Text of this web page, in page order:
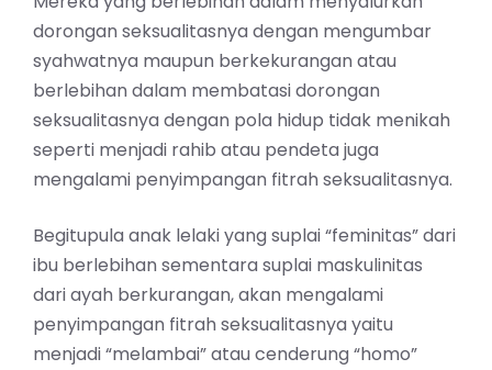
dorongan seksualitasnya dengan mengumbar
syahwatnya maupun berkekurangan atau
berlebihan dalam membatasi dorongan
seksualitasnya dengan pola hidup tidak menikah
seperti menjadi rahib atau pendeta juga
mengalami penyimpangan fitrah seksualitasnya.
Begitupula anak lelaki yang suplai “feminitas” dari
ibu berlebihan sementara suplai maskulinitas
dari ayah berkurangan, akan mengalami
penyimpangan fitrah seksualitasnya yaitu
menjadi “melambai” atau cenderung “homo”